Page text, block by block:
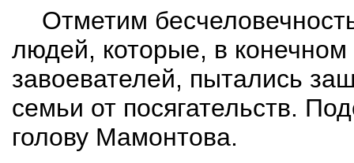
Отметим
людей, которые, в конечном
завоевателей, пытались
семьи от посягательств.
голову Мамонтова.